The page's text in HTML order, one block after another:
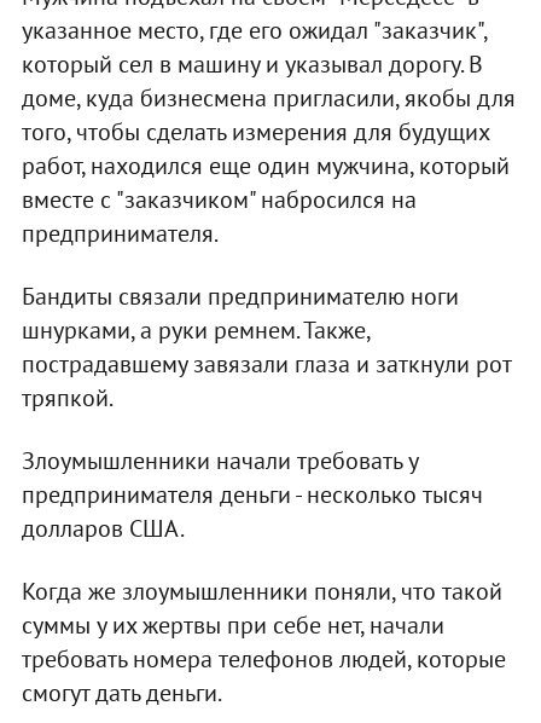
указанное место, где его ожидал "заказчик",
который сел в машину и указывал дорогу. В
доме, куда бизнесмена пригласили, якобы для
того, чтобы сделать измерения для будущих
работ, находился еще один мужчина, который
вместе с "заказчиком" набросился на
предпринимателя.
Бандиты связали предпринимателю ноги
шнурками, а руки ремнем. Также,
пострадавшему завязали глаза и заткнули рот
тряпкой.
Злоумышленники начали требовать у
предпринимателя деньги - несколько тысяч
долларов США.
Когда же злоумышленники поняли, что такой
суммы у их жертвы при себе нет, начали
требовать номера телефонов людей, которые
смогут дать деньги.